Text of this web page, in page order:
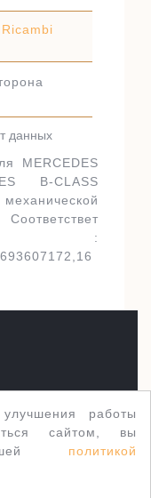
данных
MERCEDES
B-CLASS
:
работы
сайтом, вы
политикой
тема Jewellery